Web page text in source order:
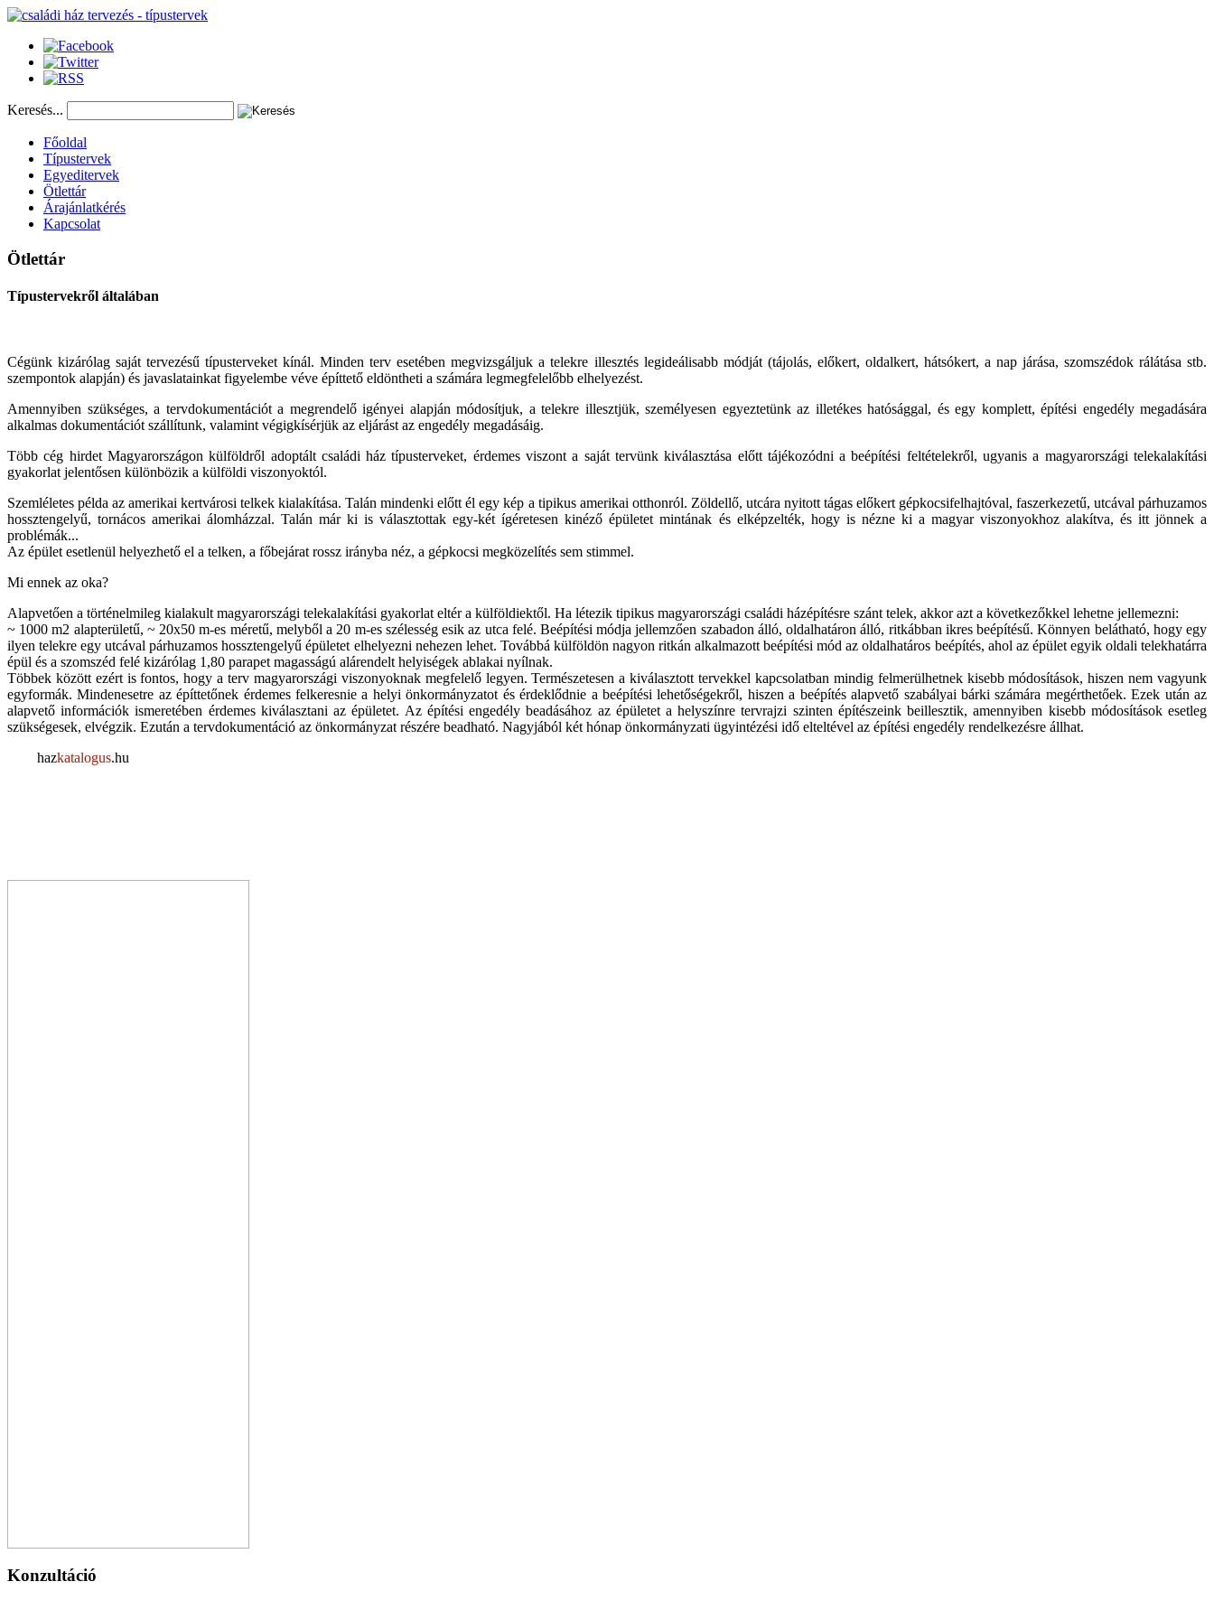
Keresés...
Főoldal
Típustervek
Egyeditervek
Ötlettár
Árajánlatkérés
Kapcsolat
Ötlettár
Típustervekről általában
Cégünk kizárólag saját tervezésű típusterveket kínál. Minden terv esetében megvizsgáljuk a telekre illesztés legideálisabb módját (tájolás, előkert, oldalkert, hátsókert, a nap járása, szomszédok rálátása stb.
szempontok alapján) és javaslatainkat figyelembe véve építtető eldöntheti a számára legmegfelelőbb elhelyezést.
Amennyiben szükséges, a tervdokumentációt a megrendelő igényei alapján módosítjuk, a telekre illesztjük, személyesen egyeztetünk az illetékes hatósággal, és egy komplett, építési engedély megadására
alkalmas dokumentációt szállítunk, valamint végigkísérjük az eljárást az engedély megadásáig.
Több cég hirdet Magyarországon külföldről adoptált családi ház típusterveket, érdemes viszont a saját tervünk kiválasztása előtt tájékozódni a beépítési feltételekről, ugyanis a magyarországi telekalakítási
gyakorlat jelentősen különbözik a külföldi viszonyoktól.
Szemléletes példa az amerikai kertvárosi telkek kialakítása. Talán mindenki előtt él egy kép a tipikus amerikai otthonról. Zöldellő, utcára nyitott tágas előkert gépkocsifelhajtóval, faszerkezetű, utcával párhuzamos
hossztengelyű, tornácos amerikai álomházzal. Talán már ki is választottak egy-két ígéretesen kinéző épületet mintának és elképzelték, hogy is nézne ki a magyar viszonyokhoz alakítva, és itt jönnek a
problémák...
Az épület esetlenül helyezhető el a telken, a főbejárat rossz irányba néz, a gépkocsi megközelítés sem stimmel.
Mi ennek az oka?
Alapvetően a történelmileg kialakult magyarországi telekalakítási gyakorlat eltér a külföldiektől. Ha létezik tipikus magyarországi családi házépítésre szánt telek, akkor azt a következőkkel lehetne jellemezni:
~ 1000 m2 alapterületű, ~ 20x50 m-es méretű, melyből a 20 m-es szélesség esik az utca felé. Beépítési módja jellemzően szabadon álló, oldalhatáron álló, ritkábban ikres beépítésű. Könnyen belátható, hogy egy
ilyen telekre egy utcával párhuzamos hossztengelyű épületet elhelyezni nehezen lehet. Továbbá külföldön nagyon ritkán alkalmazott beépítési mód az oldalhatáros beépítés, ahol az épület egyik oldali telekhatárra
épül és a szomszéd felé kizárólag 1,80 parapet magasságú alárendelt helyiségek ablakai nyílnak.
Többek között ezért is fontos, hogy a terv magyarországi viszonyoknak megfelelő legyen. Természetesen a kiválasztott tervekkel kapcsolatban mindig felmerülhetnek kisebb módosítások, hiszen nem vagyunk
egyformák. Mindenesetre az építtetőnek érdemes felkeresnie a helyi önkormányzatot és érdeklődnie a beépítési lehetőségekről, hiszen a beépítés alapvető szabályai bárki számára megérthetőek. Ezek után az
alapvető információk ismeretében érdemes kiválasztani az épületet. Az építési engedély beadásához az épületet a helyszínre tervrajzi szinten építészeink beillesztik, amennyiben kisebb módosítások esetleg
szükségesek, elvégzik. Ezután a tervdokumentáció az önkormányzat részére beadható. Nagyjából két hónap önkormányzati ügyintézési idő elteltével az építési engedély rendelkezésre állhat.
hazkatalogus.hu
Konzultáció